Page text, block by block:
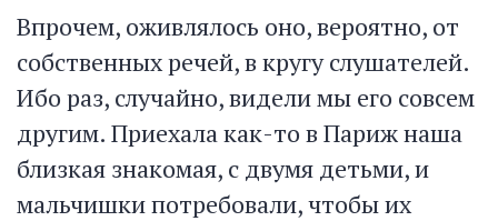
Впрочем, оживлялось оно, вероятно, от
собственных речей, в кругу слушателей.
Ибо раз, случайно, видели мы его совсем
другим. Приехала как-то в Париж наша
близкая знакомая, с двумя детьми, и
мальчишки потребовали, чтобы их